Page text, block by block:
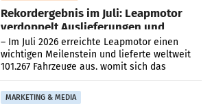
Rekordergebnis im Juli: Leapmotor
verdoppelt Auslieferungen und
überschreitet die 100.000er-Marke
– Im Juli 2026 erreichte Leapmotor einen
wichtigen Meilenstein und lieferte weltweit
101.267 Fahrzeuge aus, womit sich das
Ergebnis gegenüber Juli 2025 mehr als
verdoppelte (+102
MARKETING & MEDIA